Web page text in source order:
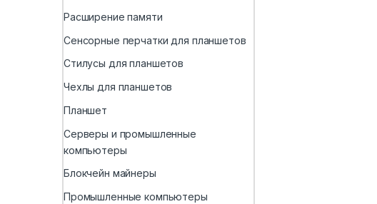
Расширение памяти
Сенсорные перчатки для планшетов
Стилусы для планшетов
Чехлы для планшетов
Планшет
Серверы и промышленные
компьютеры
Блокчейн майнеры
Промышленные компьютеры